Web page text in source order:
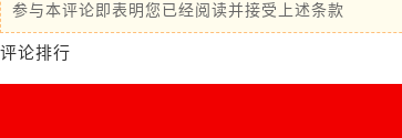
参与本评论即表明您已经阅读并接受上述条款
评论排行